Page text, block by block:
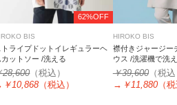
62%OFF
BIS
トライプドットイレギュラーヘ
カットソー /洗える
28,600（税込）
￥10,868 （税込）
HIROKO BIS
襟付きジャージー
ウス /洗濯機で洗
￥39,600（税
→ ￥11,880（